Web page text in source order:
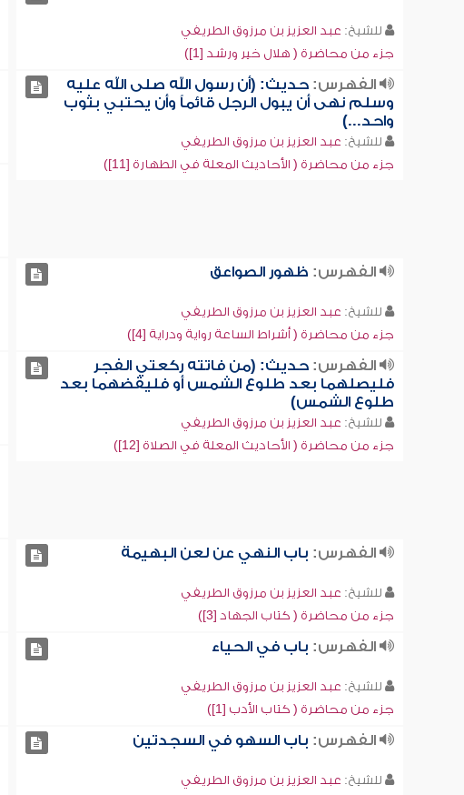
للشيخ: عبد العزيز بن مرزوق الطريفي
جزء من محاضرة ( هلال خير ورشد [1])
الفهرس:حديث: (أن رسول الله صلى الله عليه
وسلم نهى أن يبول الرجل قائماً وأن يحتبي بثوب
واحد...)
للشيخ: عبد العزيز بن مرزوق الطريفي
جزء من محاضرة ( الأحاديث المعلة في الطهارة [11])
الفهرس: ظهور الصواعق
للشيخ: عبد العزيز بن مرزوق الطريفي
جزء من محاضرة ( أشراط الساعة رواية ودراية [4])
الفهرس:حديث: (من فاتته ركعتي الفجر
فليصلهما بعد طلوع الشمس أو فليقضهما بعد
طلوع الشمس)
للشيخ: عبد العزيز بن مرزوق الطريفي
جزء من محاضرة ( الأحاديث المعلة في الصلاة [12])
الفهرس: باب النهي عن لعن البهيمة
للشيخ: عبد العزيز بن مرزوق الطريفي
جزء من محاضرة ( كتاب الجهاد [3])
الفهرس: باب في الحياء
للشيخ: عبد العزيز بن مرزوق الطريفي
جزء من محاضرة ( كتاب الأدب [1])
الفهرس: باب السهو في السجدتين
للشيخ: عبد العزيز بن مرزوق الطريفي